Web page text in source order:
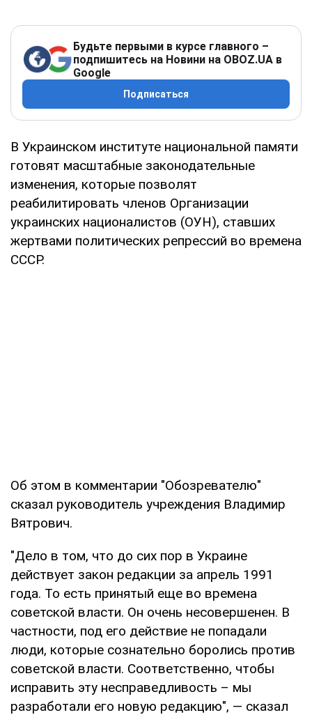
Будьте первыми в курсе главного –
подпишитесь на Новини на OBOZ.UA в
Google
Подписаться
В Украинском институте национальной памяти
готовят масштабные законодательные
изменения, которые позволят
реабилитировать членов Организации
украинских националистов (ОУН), ставших
жертвами политических репрессий во времена
СССР.
Об этом в комментарии "Обозревателю"
сказал руководитель учреждения Владимир
Вятрович.
"Дело в том, что до сих пор в Украине
действует закон редакции за апрель 1991
года. То есть принятый еще во времена
советской власти. Он очень несовершенен. В
частности, под его действие не попадали
люди, которые сознательно боролись против
советской власти. Соответственно, чтобы
исправить эту несправедливость – мы
разработали его новую редакцию", — сказал